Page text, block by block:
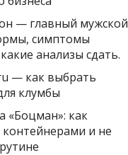
— главный мужской
симптомы
анализы сдать.
— как выбрать
клумбы
«Боцман»: как
контейнерами и не